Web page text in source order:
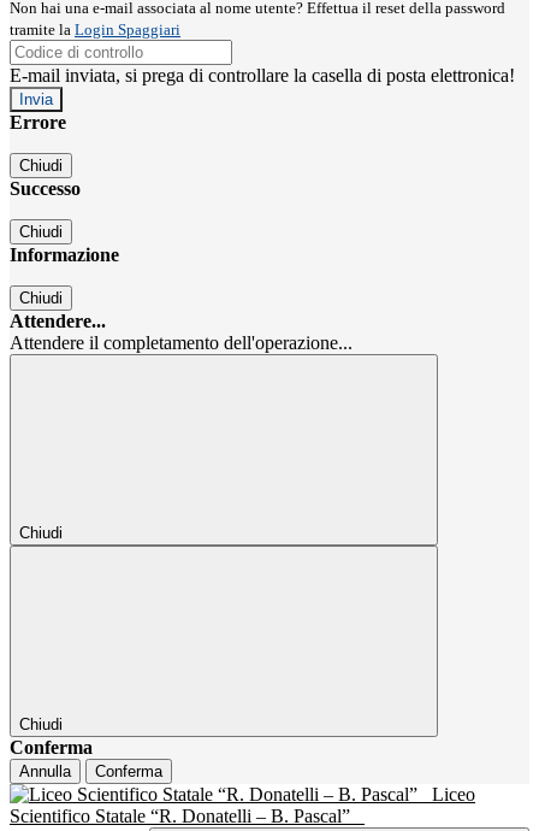
Non hai una e-mail associata al nome utente? Effettua il reset della password
tramite la Login Spaggiari
E-mail inviata, si prega di controllare la casella di posta elettronica!
Errore
Chiudi
Successo
Chiudi
Informazione
Chiudi
Attendere...
Attendere il completamento dell'operazione...
Chiudi
Chiudi
Conferma
Annulla Conferma
Liceo
Scientifico Statale “R. Donatelli – B. Pascal”